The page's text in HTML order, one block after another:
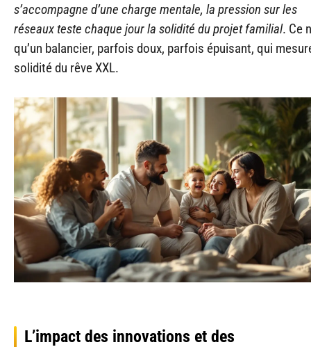
s’accompagne d’une charge mentale, la pression sur les
réseaux teste chaque jour la solidité du projet familial. Ce
qu’un balancier, parfois doux, parfois épuisant, qui
solidité du rêve XXL.
L’impact des innovations et des